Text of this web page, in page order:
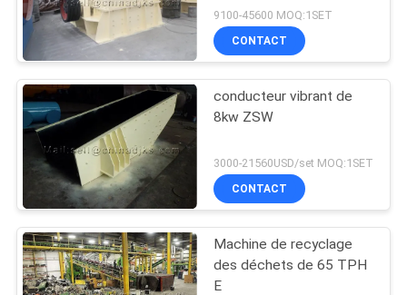
9100-45600 MOQ:1SET
CONTACT
conducteur vibrant de
8kw ZSW
3000-21560USD/set MOQ:1SET
CONTACT
Machine de recyclage
des déchets de 65 TPH
E